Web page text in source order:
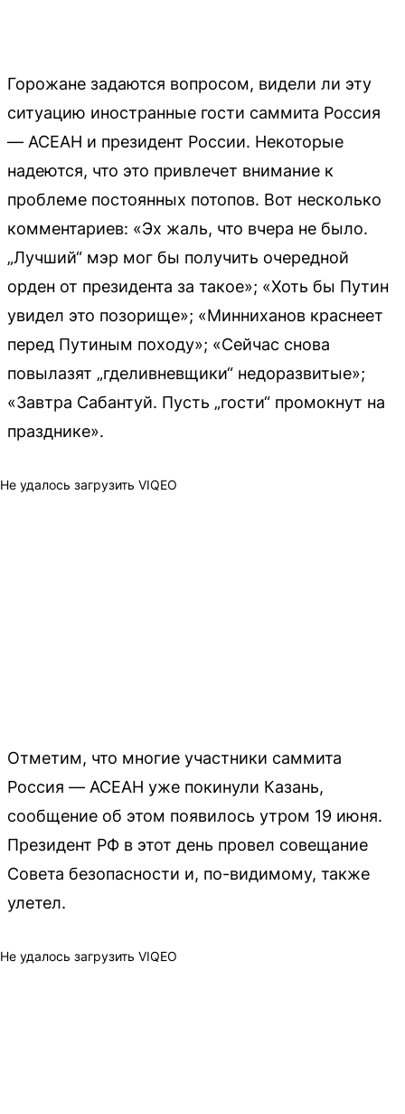
Горожане задаются вопросом, видели ли эту
ситуацию иностранные гости саммита Россия
— АСЕАН и президент России. Некоторые
надеются, что это привлечет внимание к
проблеме постоянных потопов. Вот несколько
комментариев: «Эх жаль, что вчера не было.
„Лучший“ мэр мог бы получить очередной
орден от президента за такое»; «Хоть бы Путин
увидел это позорище»; «Минниханов краснеет
перед Путиным походу»; «Сейчас снова
повылазят „гделивневщики“ недоразвитые»;
«Завтра Сабантуй. Пусть „гости“ промокнут на
празднике».
Не удалось загрузить VIQEO
Отметим, что многие участники саммита
Россия — АСЕАН уже покинули Казань,
сообщение об этом появилось утром 19 июня.
Президент РФ в этот день провел совещание
Совета безопасности и, по-видимому, также
улетел.
Не удалось загрузить VIQEO